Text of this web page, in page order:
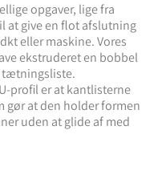
opgaver, lige fra
at give en flot afslutning
eller maskine. Vores
ekstruderet en bobbel
tætningsliste.
profil er at kantlisterne
gør at den holder formen
uden at glide af med